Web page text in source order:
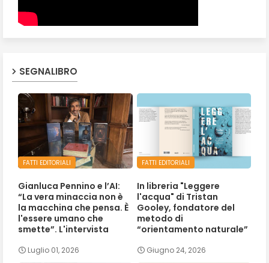
SEGNALIBRO
FATTI EDITORIALI
Gianluca Pennino e l’AI:
“La vera minaccia non è
la macchina che pensa. È
l'essere umano che
smette”. L'intervista
Luglio 01, 2026
FATTI EDITORIALI
In libreria "Leggere
l'acqua" di Tristan
Gooley, fondatore del
metodo di
“orientamento naturale”
Giugno 24, 2026